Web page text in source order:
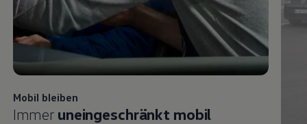
Mobil bleiben
Immer uneingeschränkt mobil